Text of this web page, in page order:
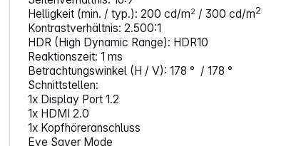
Helligkeit (min. / typ.): 200 cd/m2 / 300 cd/m2
Kontrastverhältnis: 2.500:1
HDR (High Dynamic Range): HDR10
Reaktionszeit: 1 ms
Betrachtungswinkel (H / V): 178 ° / 178 °
Schnittstellen:
1x Display Port 1.2
1x HDMI 2.0
1x Kopfhöreranschluss
Eye Saver Mode